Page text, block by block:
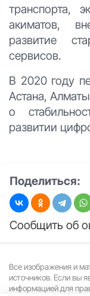
транспорта,
акиматов,
развитие
сервисов.
В 2020 году
Астана,
о
развитии
Поделиться:
Сообщить об
Все изображения и
источников. Если вы
информацией для